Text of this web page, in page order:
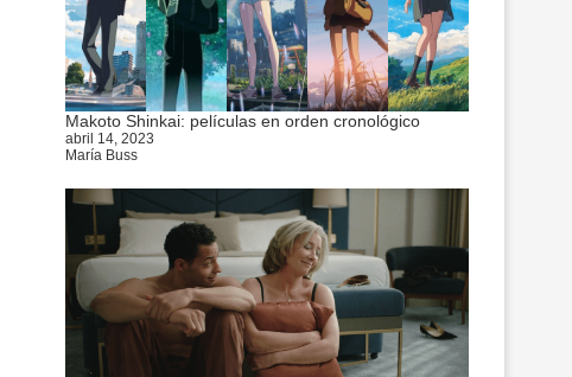
Makoto Shinkai: películas en orden cronológico
abril 14, 2023
María Buss